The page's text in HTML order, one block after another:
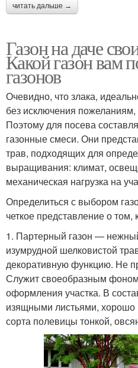
читать дальше →
Газон на даче
Какой газон вам
газонов
Очевидно, что злака,
без исключения
Поэтому для посева
газонные смеси. Они
трав, подходящих для
выращивания: климат,
механическая нагрузка на
Определиться с выбором
четкое представление о том,
1. Партерный газон —
изумрудной шелковистой
декоративную функцию. Не
Служит своеобразным
оформления участка. В
изящными листьями,
сорта полевицы тонкой,